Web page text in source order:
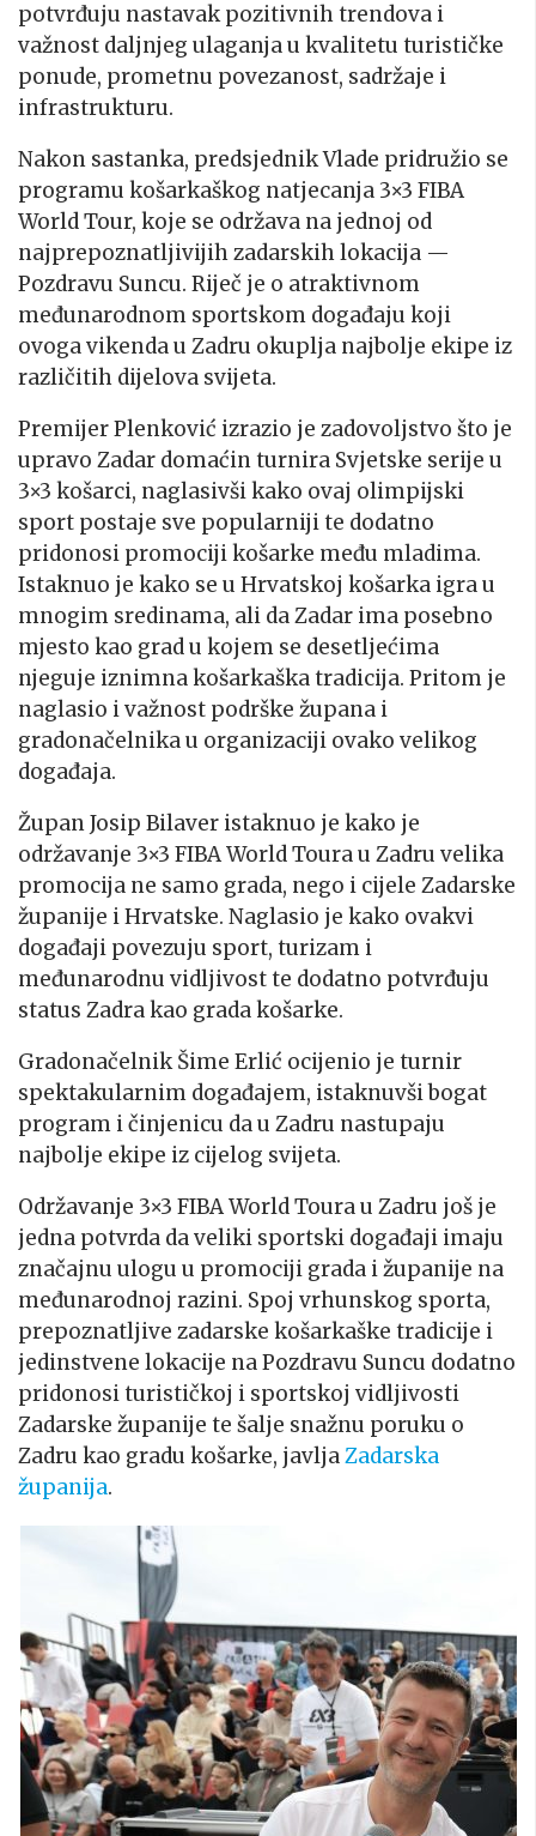
potvrđuju nastavak pozitivnih trendova i
važnost daljnjeg ulaganja u kvalitetu turističke
ponude, prometnu povezanost, sadržaje i
infrastrukturu.
Nakon sastanka, predsjednik Vlade pridružio se
programu košarkaškog natjecanja 3×3 FIBA
World Tour, koje se održava na jednoj od
najprepoznatljivijih zadarskih lokacija —
Pozdravu Suncu. Riječ je o atraktivnom
međunarodnom sportskom događaju koji
ovoga vikenda u Zadru okuplja najbolje ekipe iz
različitih dijelova svijeta.
Premijer Plenković izrazio je zadovoljstvo što je
upravo Zadar domaćin turnira Svjetske serije u
3×3 košarci, naglasivši kako ovaj olimpijski
sport postaje sve popularniji te dodatno
pridonosi promociji košarke među mladima.
Istaknuo je kako se u Hrvatskoj košarka igra u
mnogim sredinama, ali da Zadar ima posebno
mjesto kao grad u kojem se desetljećima
njeguje iznimna košarkaška tradicija. Pritom je
naglasio i važnost podrške župana i
gradonačelnika u organizaciji ovako velikog
događaja.
Župan Josip Bilaver istaknuo je kako je
održavanje 3×3 FIBA World Toura u Zadru velika
promocija ne samo grada, nego i cijele Zadarske
županije i Hrvatske. Naglasio je kako ovakvi
događaji povezuju sport, turizam i
međunarodnu vidljivost te dodatno potvrđuju
status Zadra kao grada košarke.
Gradonačelnik Šime Erlić ocijenio je turnir
spektakularnim događajem, istaknuvši bogat
program i činjenicu da u Zadru nastupaju
najbolje ekipe iz cijelog svijeta.
Održavanje 3×3 FIBA World Toura u Zadru još je
jedna potvrda da veliki sportski događaji imaju
značajnu ulogu u promociji grada i županije na
međunarodnoj razini. Spoj vrhunskog sporta,
prepoznatljive zadarske košarkaške tradicije i
jedinstvene lokacije na Pozdravu Suncu dodatno
pridonosi turističkoj i sportskoj vidljivosti
Zadarske županije te šalje snažnu poruku o
Zadru kao gradu košarke, javljaZadarska
županija.